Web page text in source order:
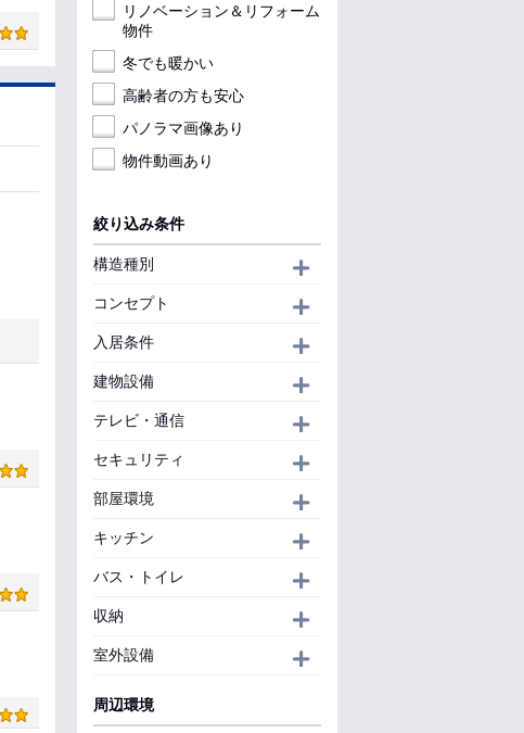
リノベーション＆リフォーム
物件
冬でも暖かい
高齢者の方も安心
パノラマ画像あり
物件動画あり
絞り込み条件
構造種別
コンセプト
入居条件
建物設備
テレビ・通信
セキュリティ
部屋環境
キッチン
バス・トイレ
収納
室外設備
周辺環境